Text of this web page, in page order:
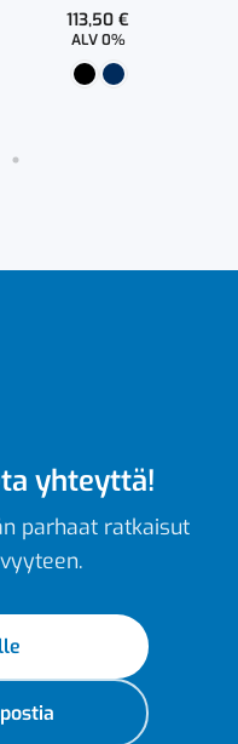
113,50€
ALV 0%
yhteyttä!
parhaat ratkaisut